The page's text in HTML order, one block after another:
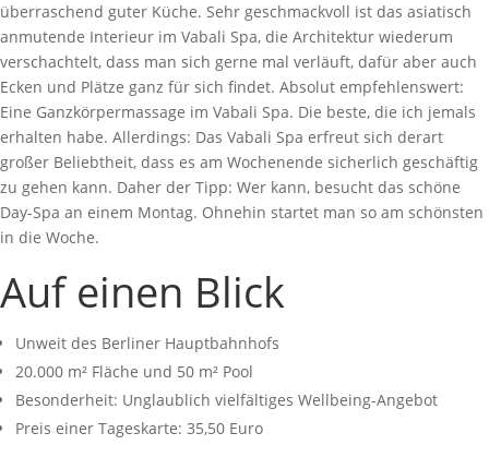
überraschend guter Küche. Sehr geschmackvoll ist das asiatisch
anmutende Interieur im Vabali Spa, die Architektur wiederum
verschachtelt, dass man sich gerne mal verläuft, dafür aber auch
Ecken und Plätze ganz für sich findet. Absolut empfehlenswert:
Eine Ganzkörpermassage im Vabali Spa. Die beste, die ich jemals
erhalten habe. Allerdings: Das Vabali Spa erfreut sich derart
großer Beliebtheit, dass es am Wochenende sicherlich geschäftig
zu gehen kann. Daher der Tipp: Wer kann, besucht das schöne
Day-Spa an einem Montag. Ohnehin startet man so am schönsten
in die Woche.
Auf einen Blick
Unweit des Berliner Hauptbahnhofs
20.000 m² Fläche und 50 m² Pool
Besonderheit: Unglaublich vielfältiges Wellbeing-Angebot
Preis einer Tageskarte: 35,50 Euro